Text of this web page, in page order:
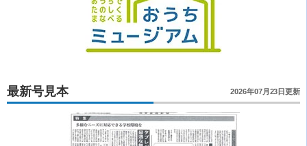
最新号見本 2026年07月23日更新